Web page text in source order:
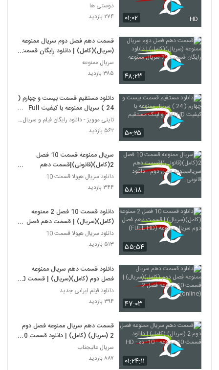
۰۱:۰۲ HD
دوستی ها
۲۷۴ بازدید
۴۸:۲۳
قسمت دهم فصل دوم سریال ممنوعه
(سریال)(کامل) | دانلود رایگان قسمت
23 سریال ممنوعه
سریال ممنوعه
۳۸۵ بازدید
۵۰:۲۵
دانلود مستقیم قسمت بیست و چهارم (
24 ) سریال ممنوعه با کیفیت Full
HD و لینک مستقیم
تاینی موویز - دانلود رایگان فیلم و سریال ایرانی جد
۵۶۲ بازدید
۵۸:۱۸
سریال ممنوعه قسمت 10 فصل
2(کامل)(قانونی)|قسمت دهم
سریالممنوعه فصل دوم - دانلود قانونی
دانلود سریال هیولا قسمت 10
۳۴۴ بازدید
۵۵:۵۴
دانلود قسمت 10 فصل 2 ممنوعه
(کامل)(سریال) | قسمت دهم فصل
دوم سریال ممنوعه (FULL HD)
دانلود سریال هیولا قسمت 10
۵۱۳ بازدید
۴۷:۰۳
دانلود قسمت دهم سریال ممنوعه
فصل دوم (کامل)(سریال) | قسمت 10
ممنوعه فصل 2 (online)
دانلود فیلم ایرانی جدید
۳۹۴ بازدید
۰۱:۲۴:۱۱
قسمت دهم سریال ممنوعه فصل دوم
2 (سریال) (کامل) | دانلود قسمت 10
ممنوعه - 10- ده - HD
سریال عالیجناب
۸۸۷ بازدید